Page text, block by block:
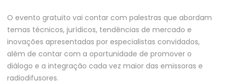
O evento gratuito vai contar com palestras que abordam
temas técnicos, jurídicos, tendências de mercado e
inovações apresentadas por especialistas convidados,
além de contar com a oportunidade de promover o
diálogo e a integração cada vez maior das emissoras e
radiodifusores.